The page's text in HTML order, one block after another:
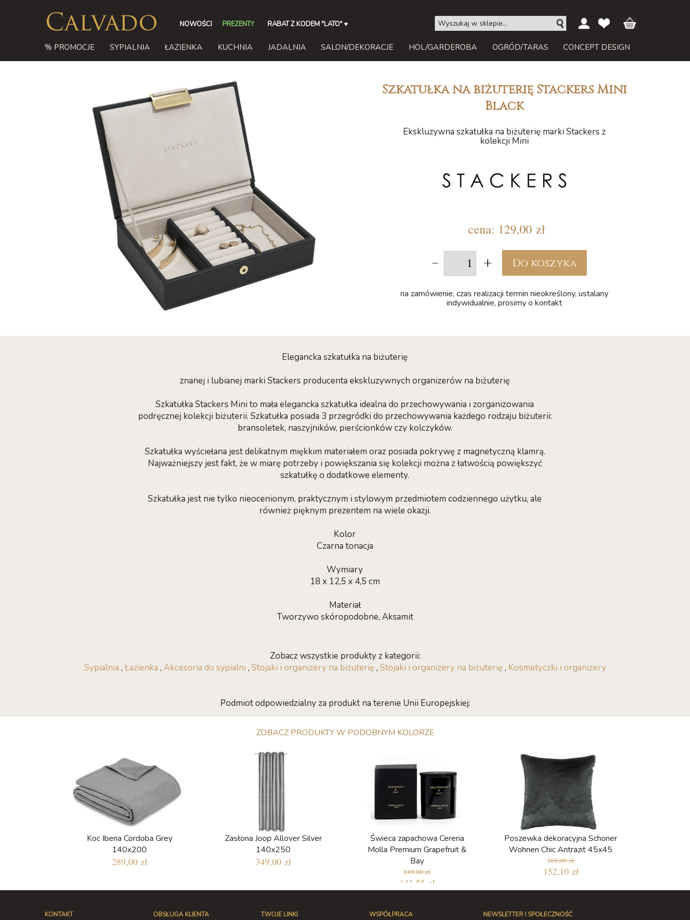
NOWOŚCI PREZENTY RABAT Z KODEM "LATO"♥
% PROMOCJE SYPIALNIA ŁAZIENKA KUCHNIA JADALNIA SALON/DEKORACJE HOL/GARDEROBA OGRÓD/TARAS CONCEPT DESIGN
Szkatułka na biżuterię Stackers Mini
Black
Ekskluzywna szkatułka na biżuterię marki Stackers z
kolekcji Mini
cena: 129,00 zł
- + Do koszyka
na zamówienie, czas realizacji termin nieokreślony, ustalany
indywidualnie, prosimy o kontakt
Elegancka szkatułka na biżuterię
znanej i lubianej marki Stackers producenta ekskluzywnych organizerów na biżuterię
Szkatułka Stackers Mini to mała elegancka szkatułka idealna do przechowywania i zorganizowania
podręcznej kolekcji biżuterii. Szkatułka posiada 3 przegródki do przechowywania każdego rodzaju biżuterii:
bransoletek, naszyjników, pierścionków czy kolczyków.
Szkatułka wyściełana jest delikatnym miękkim materiałem oraz posiada pokrywę z magnetyczną klamrą.
Najważniejszy jest fakt, że w miarę potrzeby i powiększania się kolekcji można z łatwością powiększyć
szkatułkę o dodatkowe elementy.
Szkatułka jest nie tylko nieocenionym, praktycznym i stylowym przedmiotem codziennego użytku, ale
również pięknym prezentem na wiele okazji.
Kolor
Czarna tonacja
Wymiary
18 x 12,5 x 4,5 cm
Materiał
Tworzywo skóropodobne, Aksamit
Zobacz wszystkie produkty z kategorii:
Sypialnia , Łazienka , Akcesoria do sypialni , Stojaki i organizery na biżuterię, Stojaki i organizery na biżuterię, Kosmetyczki i organizery
Podmiot odpowiedzialny za produkt na terenie Unii Europejskiej:
ZOBACZ PRODUKTY W PODOBNYM KOLORZE
Koc Ibena Cordoba Grey
140x200
289,00 zł
Zasłona Joop Allover Silver
140x250
349,00 zł
Świeca zapachowa Cereria
Molla Premium Grapefruit &
Bay
149,00 zł
141,55 zł
Poszewka dekoracyjna Schoner
Wohnen Chic Antrazit 45x45
169,00 zł
152,10 zł
KONTAKT OBSŁUGA KLIENTA TWOJE LINKI WSPÓŁPRACA NEWSLETTER I SPOŁECZNOŚĆ